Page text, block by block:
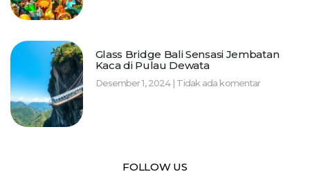
Glass Bridge Bali Sensasi Jembatan
Kaca di Pulau Dewata
Desember 1, 2024 Tidak ada komentar
FOLLOW US